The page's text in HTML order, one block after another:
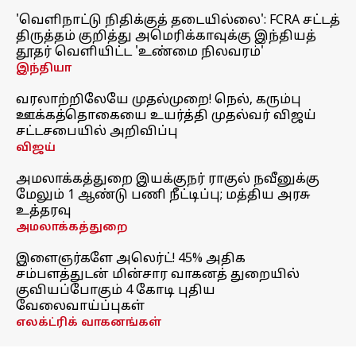
'வெளிநாட்டு நிதிக்குத் தடையில்லை': FCRA சட்டத்
திருத்தம் குறித்து அமெரிக்காவுக்கு இந்தியத்
தூதர் வெளியிட்ட 'உண்மை நிலவரம்'
இந்தியா
வரலாற்றிலேயே முதல்முறை! நெல், கரும்பு
ஊக்கத்தொகையை உயர்த்தி முதல்வர் விஜய்
சட்டசபையில் அறிவிப்பு
விஜய்
அமலாக்கத்துறை இயக்குநர் ராகுல் நவீனுக்கு
மேலும் 1 ஆண்டு பணி நீட்டிப்பு; மத்திய அரசு
உத்தரவு
அமலாக்கத்துறை
இளைஞர்களே அலெர்ட்! 45% அதிக
சம்பளத்துடன் மின்சார வாகனத் துறையில்
குவியப்போகும் 4 கோடி புதிய
வேலைவாய்ப்புகள்
எலக்ட்ரிக் வாகனங்கள்